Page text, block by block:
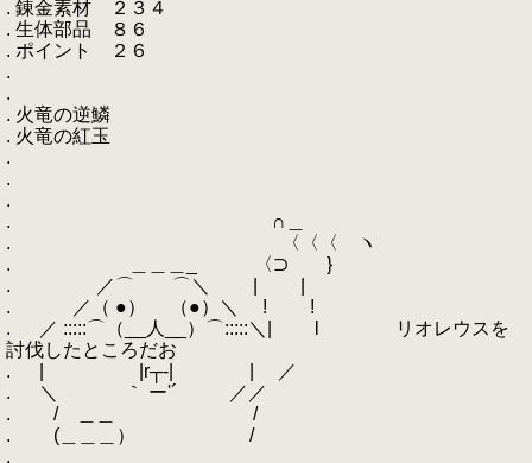
. 錬金素材 ２３４
. 生体部品 ８６
. ポイント ２６
.
.
. 火竜の逆鱗
. 火竜の紅玉
.
.
.
. ∩＿
. 〈〈〈 ヽ
. ＿＿＿_ 〈⊃ }
. ／⌒ ⌒＼ | |
. ／（ ●） （●）＼ ! !
. ／ :::::⌒（__人__）⌒:::::＼| l リオレウスを
討伐したところだお
. | |r┬-| | ／
. ＼ ｀ ー'´ ／／
. / ＿＿ /
. (＿＿＿） /
.